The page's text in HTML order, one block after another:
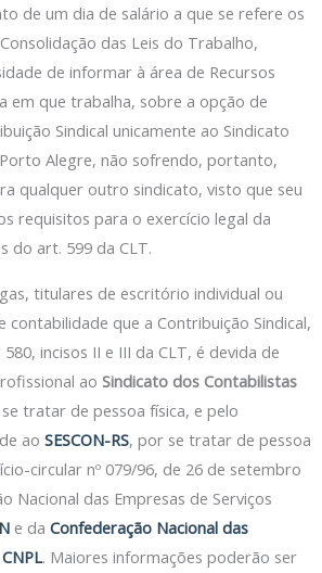
de um dia de salário a que se refere os
das Leis do Trabalho,
de informar à área de Recursos
em que trabalha, sobre a opção de
Sindical unicamente ao Sindicato
Alegre, não sofrendo, portanto,
qualquer outro sindicato, visto que seu
requisitos para o exercício legal da
do art. 599 da CLT.
titulares de escritório individual ou
contabilidade que a Contribuição Sindical,
incisos II e III da CLT, é devida de
ao Sindicato dos Contabilistas
tratar de pessoa física, e pelo
ao SESCON-RS, por se tratar de pessoa
circular nº 079/96, de 26 de setembro
Nacional das Empresas de Serviços
e da Confederação Nacional das
. Maiores informações poderão ser